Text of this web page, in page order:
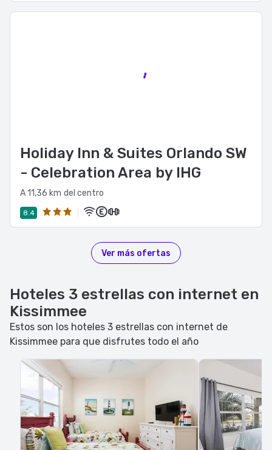
Holiday Inn & Suites Orlando SW
- Celebration Area by IHG
A 11,36 km del centro
8.4
Ver más ofertas
Hoteles 3 estrellas con internet en
Kissimmee
Estos son los hoteles 3 estrellas con internet de
Kissimmee para que disfrutes todo el año